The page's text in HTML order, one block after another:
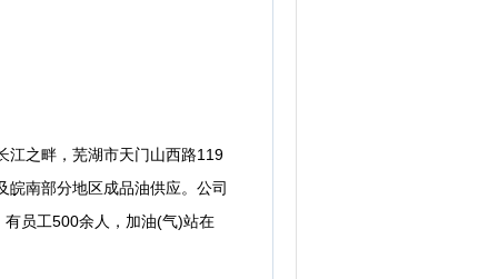
之畔，芜湖市天门山西路119
南部分地区成品油供应。公司
员工500余人，加油(气)站在